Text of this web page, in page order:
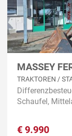
MASSEY
TRAKTOREN /
Schaufel,
€ 9.990